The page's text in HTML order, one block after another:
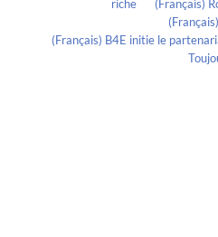
riche
(Français)
(Français) B4E initie le